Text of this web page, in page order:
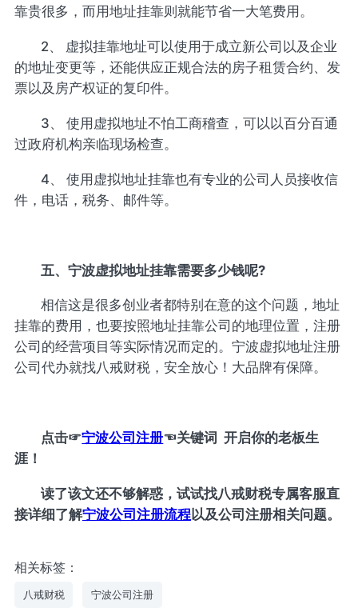
靠贵很多，而用地址挂靠则就能节省一大笔费用。
2、 虚拟挂靠地址可以使用于成立新公司以及企业
的地址变更等，还能供应正规合法的房子租赁合约、发
票以及房产权证的复印件。
3、 使用虚拟地址不怕工商稽查，可以以百分百通
过政府机构亲临现场检查。
4、 使用虚拟地址挂靠也有专业的公司人员接收信
件，电话，税务、邮件等。
五、宁波虚拟地址挂靠需要多少钱呢?
相信这是很多创业者都特别在意的这个问题，地址
挂靠的费用，也要按照地址挂靠公司的地理位置，注册
公司的经营项目等实际情况而定的。宁波虚拟地址注册
公司代办就找八戒财税，安全放心！大品牌有保障。
点击☞宁波公司注册☜关键词 开启你的老板生
涯！
读了该文还不够解惑，试试找八戒财税专属客服直
接详细了解宁波公司注册流程以及公司注册相关问题。
相关标签：
八戒财税 宁波公司注册